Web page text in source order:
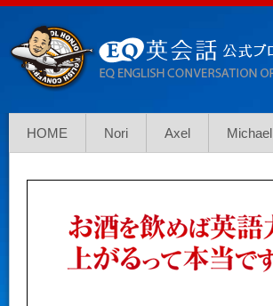
HOME Nori Axel Michael